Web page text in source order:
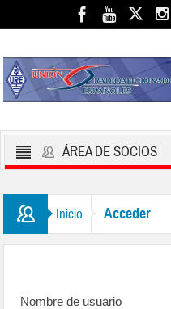
ÁREA DE SOCIOS
Inicio Acceder
Nombre de usuario